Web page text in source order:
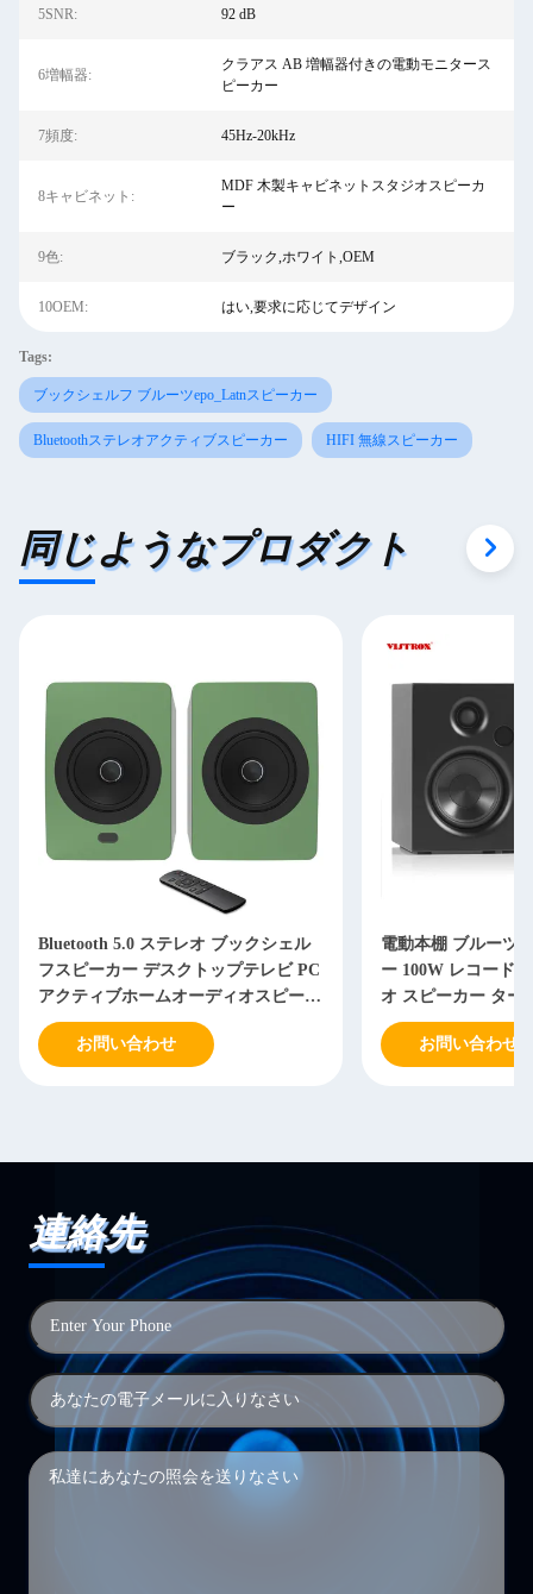
5SNR: 92 dB
6増幅器:
クラアス AB 増幅器付きの電動モニタース
ピーカー
7頻度: 45Hz-20kHz
8キャビネット:
MDF 木製キャビネットスタジオスピーカ
ー
9色: ブラック,ホワイト,OEM
10OEM: はい,要求に応じてデザイン
Tags:
ブックシェルフ ブルーツepo_Latnスピーカー
Bluetoothステレオアクティブスピーカー HIFI 無線スピーカー
同じようなプロダクト
Bluetooth 5.0 ステレオ ブックシェル
フスピーカー デスクトップテレビ PC
アクティブホームオーディオスピーカ
ー
お問い合わせ
電動本棚 ブルーツ
ー 100W レコード
オ スピーカー ター
ビ
お問い合わせ
連絡先